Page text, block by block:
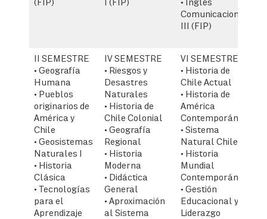
(FIP) I (FIP)
• Inglés
Comunicacional
III (FIP)
II SEMESTRE
• Geografía
Humana
• Pueblos
originarios de
América y
Chile
• Geosistemas
Naturales I
• Historia
Clásica
• Tecnologías
para el
Aprendizaje
IV SEMESTRE
• Riesgos y
Desastres
Naturales
• Historia de
Chile Colonial
• Geografía
Regional
• Historia
Moderna
• Didáctica
General
• Aproximación
al Sistema
VI SEMESTRE
• Historia de
Chile Actual
• Historia de
América
Contemporánea
• Sistema
Natural Chileno
• Historia
Mundial
Contemporánea
• Gestión
Educacional y
Liderazgo